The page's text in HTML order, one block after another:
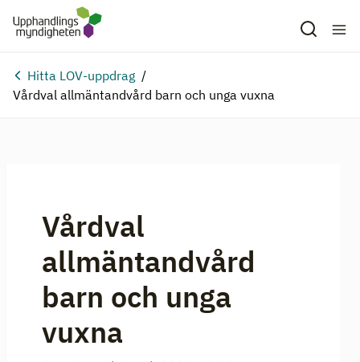
Hitta LOV-uppdrag
Vårdval allmäntandvård barn och unga vuxna
Vårdval
allmäntandvård
barn och unga
vuxna